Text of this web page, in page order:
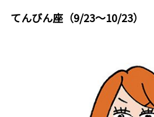
てんびん座（9/23～10/23）